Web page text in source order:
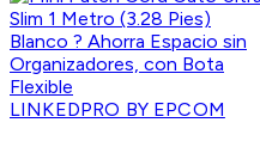
LINKEDPRO BY EPCOM